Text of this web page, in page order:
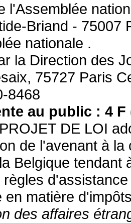
l'Assemblée
Briand - 75007
nationale .
la Direction des
75727 Paris
8468
au public : 4 F
DE LOI
de l'avenant à
Belgique tendant
règles
en matière
des affaires